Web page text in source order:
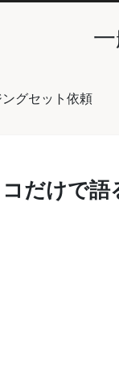
ングセット依頼
だけで語